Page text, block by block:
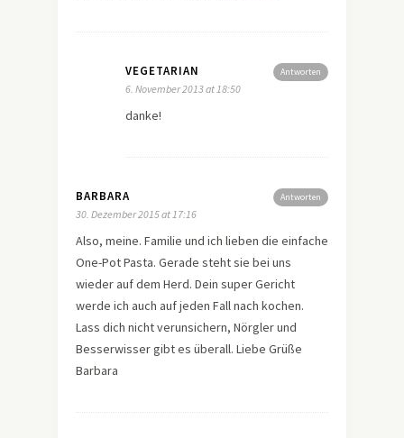
Antworten
VEGETARIAN
6. November 2013 at 18:50
danke!
Antworten
BARBARA
30. Dezember 2015 at 17:16
Also, meine. Familie und ich lieben die einfache
One-Pot Pasta. Gerade steht sie bei uns
wieder auf dem Herd. Dein super Gericht
werde ich auch auf jeden Fall nach kochen.
Lass dich nicht verunsichern, Nörgler und
Besserwisser gibt es überall. Liebe Grüße
Barbara